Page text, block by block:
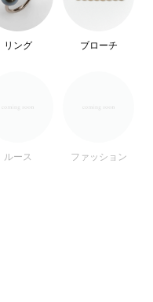
リング ブローチ
ルース ファッション